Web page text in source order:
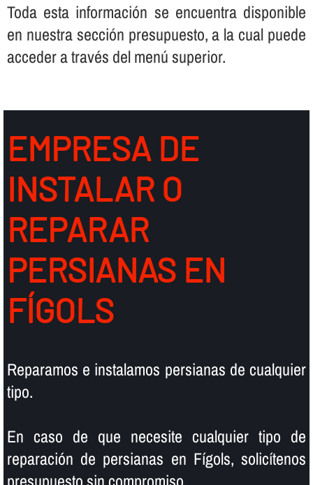
Toda esta información se encuentra disponible
en nuestra sección presupuesto, a la cual puede
acceder a través del menú superior.
EMPRESA DE
INSTALAR O
REPARAR
PERSIANAS EN
FÍGOLS
Reparamos e instalamos persianas de cualquier
tipo.
En caso de que necesite cualquier tipo de
reparación de persianas en Fígols, solicí­tenos
presupuesto sin compromiso.